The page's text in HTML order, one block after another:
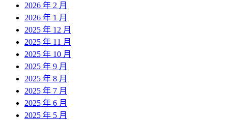
2026 年 2 月
2026 年 1 月
2025 年 12 月
2025 年 11 月
2025 年 10 月
2025 年 9 月
2025 年 8 月
2025 年 7 月
2025 年 6 月
2025 年 5 月